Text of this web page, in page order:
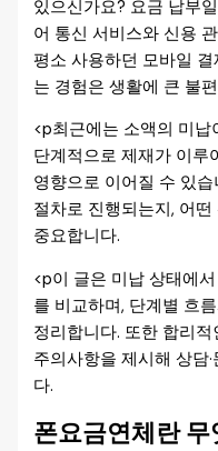
있으신가요? 요금 납부
어 통신 서비스와 신용
평소 사용하던 모바일
는 경험은 생활에 큰 불
<p최근에는 소액의 미
단계적으로 제재가 이루
영향으로 이어질 수 있
절차로 진행되는지, 어
중요합니다.
<p이 글은 미납 상태에
를 비교하며, 단계별 흐
정리합니다. 또한 합리
주의사항을 제시해 상담
다.
폰요금연체란 무